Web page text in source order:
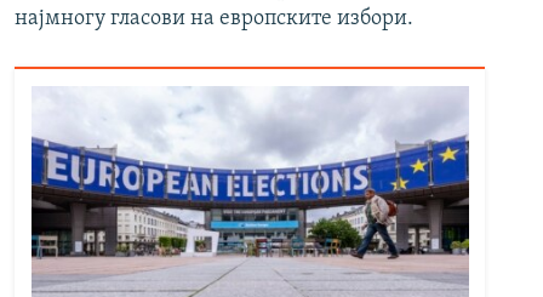
најмногу гласови на европските избори.